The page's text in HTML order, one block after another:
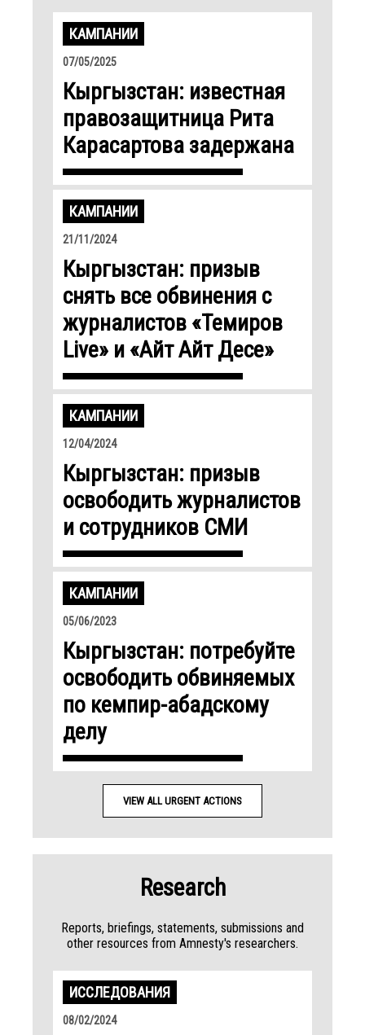
КАМПАНИИ
07/05/2025
Кыргызстан: известная
правозащитница Рита
Карасартова задержана
КАМПАНИИ
21/11/2024
Кыргызстан: призыв
снять все обвинения с
журналистов «Темиров
Live» и «Айт Айт Десе»
КАМПАНИИ
12/04/2024
Кыргызстан: призыв
освободить журналистов
и сотрудников СМИ
КАМПАНИИ
05/06/2023
Кыргызстан: потребуйте
освободить обвиняемых
по кемпир-абадскому
делу
VIEW ALL URGENT ACTIONS
Research
Reports, briefings, statements, submissions and
other resources from Amnesty's researchers.
ИССЛЕДОВАНИЯ
08/02/2024